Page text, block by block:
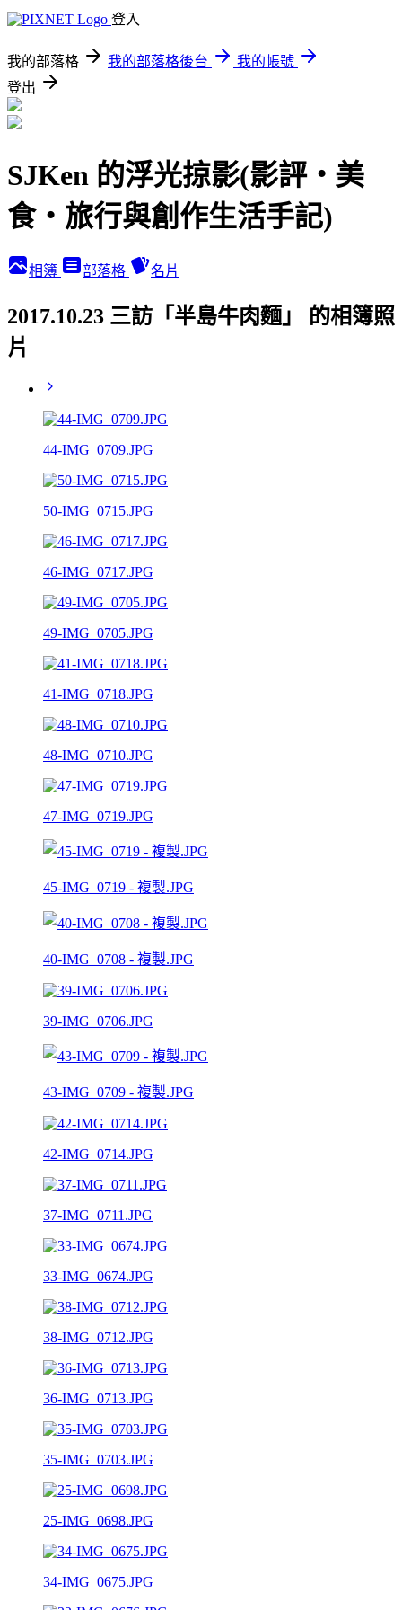
登入
我的部落格 我的部落格後台
我的帳號
登出
SJKen 的浮光掠影(影評‧美
食‧旅行與創作生活手記)
相簿 部落格 名片
2017.10.23 三訪「半島牛肉麵」 的相簿照
片
44-IMG_0709.JPG
50-IMG_0715.JPG
46-IMG_0717.JPG
49-IMG_0705.JPG
41-IMG_0718.JPG
48-IMG_0710.JPG
47-IMG_0719.JPG
45-IMG_0719 - 複製.JPG
40-IMG_0708 - 複製.JPG
39-IMG_0706.JPG
43-IMG_0709 - 複製.JPG
42-IMG_0714.JPG
37-IMG_0711.JPG
33-IMG_0674.JPG
38-IMG_0712.JPG
36-IMG_0713.JPG
35-IMG_0703.JPG
25-IMG_0698.JPG
34-IMG_0675.JPG